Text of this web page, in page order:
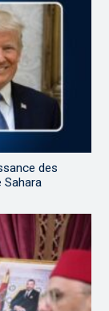
des
Sahara